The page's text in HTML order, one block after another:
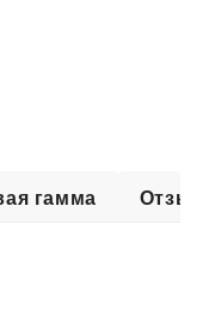
гамма